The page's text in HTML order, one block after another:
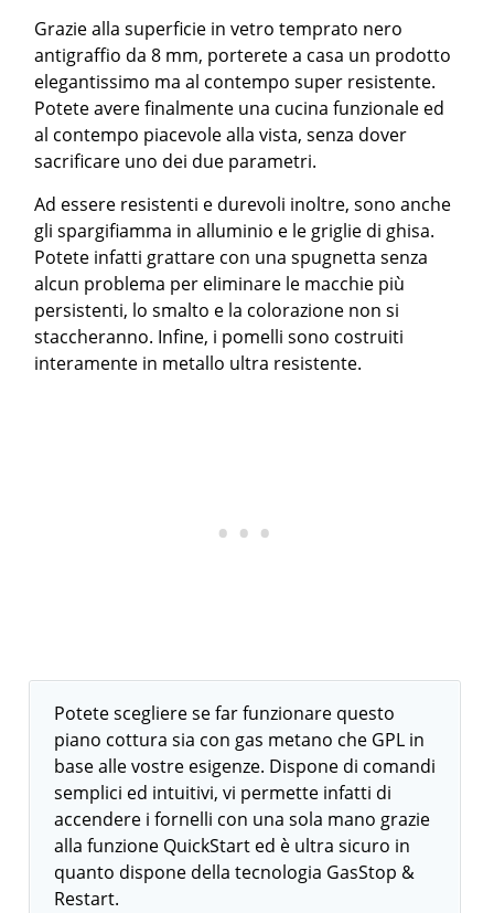
Grazie alla superficie in vetro temprato nero
antigraffio da 8 mm, porterete a casa un prodotto
elegantissimo ma al contempo super resistente.
Potete avere finalmente una cucina funzionale ed
al contempo piacevole alla vista, senza dover
sacrificare uno dei due parametri.
Ad essere resistenti e durevoli inoltre, sono anche
gli spargifiamma in alluminio e le griglie di ghisa.
Potete infatti grattare con una spugnetta senza
alcun problema per eliminare le macchie più
persistenti, lo smalto e la colorazione non si
staccheranno. Infine, i pomelli sono costruiti
interamente in metallo ultra resistente.
Potete scegliere se far funzionare questo
piano cottura sia con gas metano che GPL in
base alle vostre esigenze. Dispone di comandi
semplici ed intuitivi, vi permette infatti di
accendere i fornelli con una sola mano grazie
alla funzione QuickStart ed è ultra sicuro in
quanto dispone della tecnologia GasStop &
Restart.